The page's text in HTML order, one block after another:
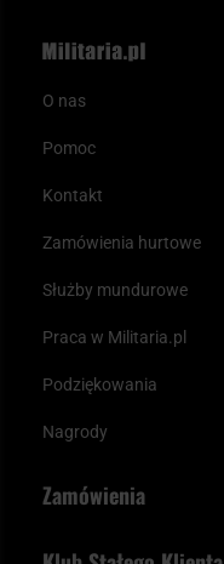
O nas
Pomoc
Kontakt
Zamówienia hurtowe
Służby mundurowe
Praca w Militaria.pl
Podziękowania
Nagrody
Zamówienia